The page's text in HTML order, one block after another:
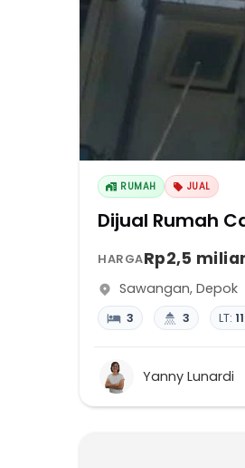
RUMAH JUAL
Dijual Rumah
HARGARp2,5 miliar
Sawangan, Depok
3 3 LT:
Yanny Lunardi